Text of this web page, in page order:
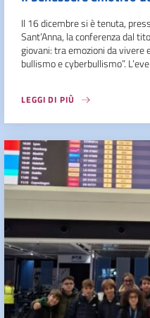
Il 16 dicembre si è tenuta,
Sant’Anna, la conferenza dal
giovani: tra emozioni da vivere
bullismo e cyberbullismo”.
LEGGI DI PIÙ